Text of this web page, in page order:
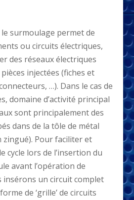
surmoulage permet de
ou circuits électriques,
des réseaux électriques
injectées (fiches et
…). Dans le cas de
domaine d’activité principal
sont principalement des
dans de la tôle de métal
Pour faciliter et
cycle lors de l’insertion du
avant l’opération de
un circuit complet
de ‘grille’ de circuits